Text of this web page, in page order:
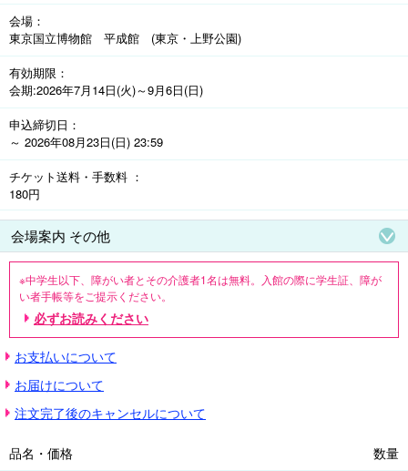
会場
東京国立博物館 平成館 (東京・上野公園)
有効期限
会期:2026年7月14日(火)～9月6日(日)
申込締切日
～ 2026年08月23日(日) 23:59
チケット送料・手数料
180円
会場案内 その他
※中学生以下、障がい者とその介護者1名は無料。入館の際に学生証、障が
い者手帳等をご提示ください。
開館時間:9:30～17:00　※毎週金・土曜日・7/19(日)は20:00まで　※入館は
閉館の30分前まで　※会期中一部作品に展示替えあり。
※会期中1枚につき1人1回、観覧日当日に限り有効です。
※東京国立博物館キャンパスメンバーズ会員の学生の方は、当日券を1,100
円(200円割引)でお求めいただけます。正門チケット売場(窓口)にて、キャ
ンパスメンバーズ会員の学生であることを申し出、学生証をご提示くださ
す。
必ずお読みください
お支払いについて
お届けについて
注文完了後のキャンセルについて
品名・価格 数量